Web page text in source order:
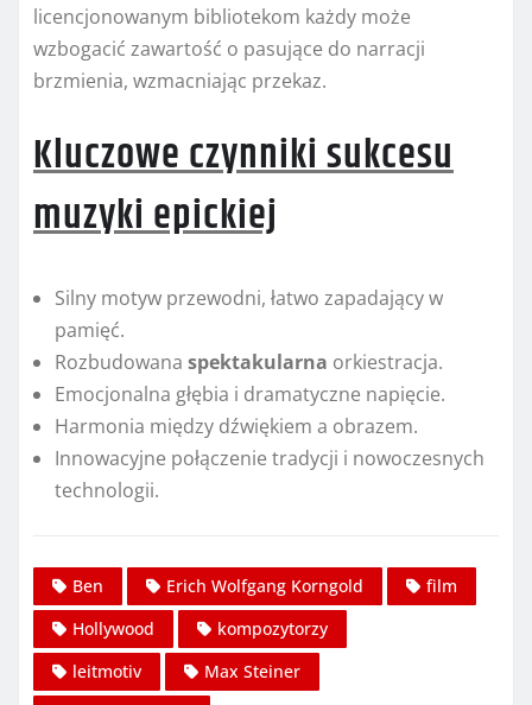
licencjonowanym bibliotekom każdy może
wzbogacić zawartość o pasujące do narracji
brzmienia, wzmacniając przekaz.
Kluczowe czynniki sukcesu
muzyki epickiej
Silny motyw przewodni, łatwo zapadający w
pamięć.
Rozbudowana spektakularna orkiestracja.
Emocjonalna głębia i dramatyczne napięcie.
Harmonia między dźwiękiem a obrazem.
Innowacyjne połączenie tradycji i nowoczesnych
technologii.
Ben Erich Wolfgang Korngold
film
Hollywood
kompozytorzy
leitmotiv
Max Steiner